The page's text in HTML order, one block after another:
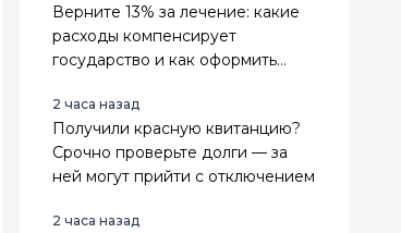
Верните 13% за лечение: какие
расходы компенсирует
государство и как оформить
2 часа назад
Получили красную квитанцию?
Срочно проверьте долги — за
ней могут прийти с отключением
2 часа назад